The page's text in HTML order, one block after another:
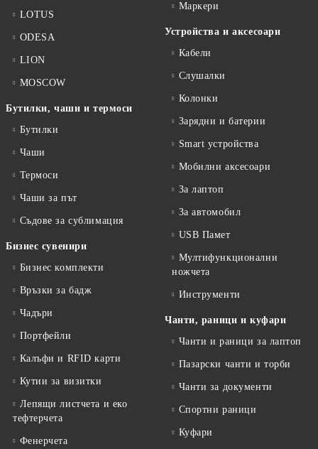
LOTUS
ODESA
LION
MOSCOW
Бутилки, чаши и термоси
Бутилки
Чаши
Термоси
Чаши за път
Съдове за сублимация
Бизнес сувенири
Бизнес комплекти
Връзки за бадж
Чадъри
Портфейли
Калъфи и RFID карти
Кутии за визитки
Лепящи листчета и еко
тефтeрчета
Фенерчета
Маркери
Устройства и аксесоари
Кабели
Слушалки
Колонки
Зарядни и батерии
Smart устройства
Мобилни аксесоари
За лаптоп
За автомобил
USB Памет
Мултифункционални
ножчета
Инструменти
Чанти, раници и куфари
Чанти и раници за лаптоп
Пазарски чанти и торби
Чанти за документи
Спортни раници
Куфари